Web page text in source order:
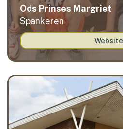
Ods Prinses Margriet
Spankeren
Website